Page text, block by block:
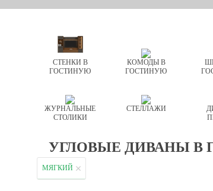
СТЕНКИ В
ГОСТИНУЮ
КОМОДЫ В
ГОСТИНУЮ
ЖУРНАЛЬНЫЕ
СТОЛИКИ
СТЕЛЛАЖИ
УГЛОВЫЕ ДИВАНЫ В
МЯГКИЙ